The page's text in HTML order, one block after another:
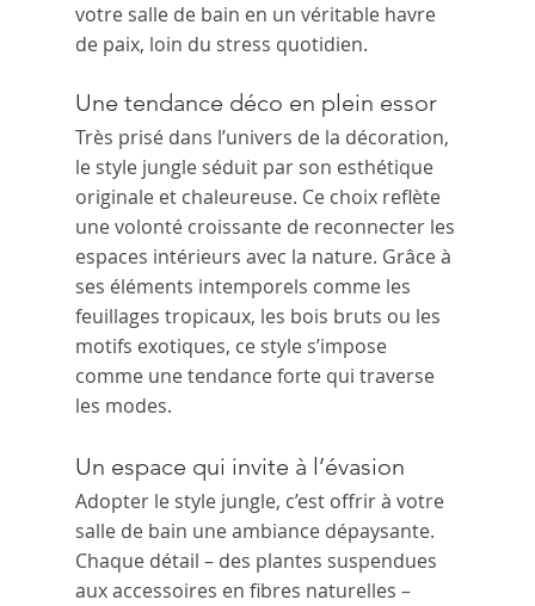
votre salle de bain en un véritable havre
de paix, loin du stress quotidien.
Une tendance déco en plein essor
Très prisé dans l’univers de la décoration,
le style jungle séduit par son esthétique
originale et chaleureuse. Ce choix reflète
une volonté croissante de reconnecter les
espaces intérieurs avec la nature. Grâce à
ses éléments intemporels comme les
feuillages tropicaux, les bois bruts ou les
motifs exotiques, ce style s’impose
comme une tendance forte qui traverse
les modes.
Un espace qui invite à l’évasion
Adopter le style jungle, c’est offrir à votre
salle de bain une ambiance dépaysante.
Chaque détail – des plantes suspendues
aux accessoires en fibres naturelles –